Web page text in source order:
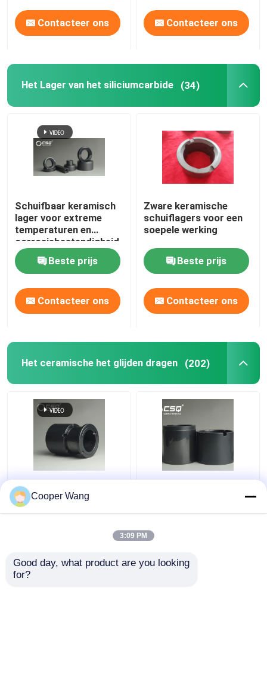
Contacteer ons Contacteer ons
Het Lager van het siliciumcarbide (34)
Schuifbaar keramisch
lager voor extreme
temperaturen en
corrosiebestendigheid
Beste prijs
Contacteer ons
Zware keramische
schuiflagers voor een
soepele werking
Beste prijs
Contacteer ons
Het ceramische het glijden dragen (202)
Pompen Ceramische
Glijdende Dragende
fabrikanten SSiC
Ceramisch het Glijden
hoge temperatuur van
de Motorpomp
Cooper Wang
3:09 PM
Good day, what product are you looking
for?